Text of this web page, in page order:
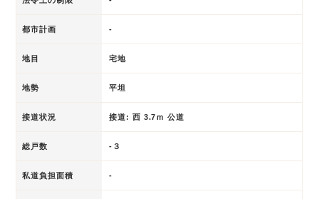
都市計画 -
地目 宅地
地勢 平坦
接道状況 接道: 西 3.7ｍ 公道
総戸数 -３
私道負担面積 -